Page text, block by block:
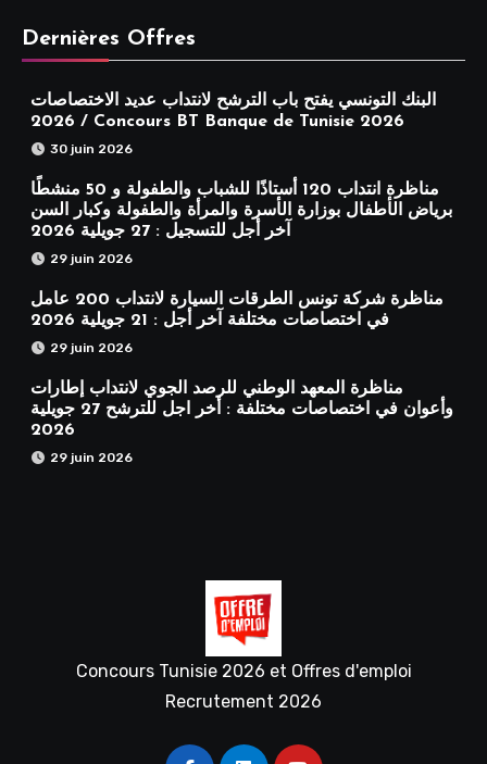
Dernières Offres
البنك التونسي يفتح باب الترشح لانتداب عديد الاختصاصات
2026 / Concours BT Banque de Tunisie 2026
30 juin 2026
مناظرة انتداب 120 أستاذًا للشباب والطفولة و 50 منشطًا
برياض الأطفال بوزارة الأسرة والمرأة والطفولة وكبار السن
آخر أجل للتسجيل : 27 جويلية 2026
29 juin 2026
مناظرة شركة تونس الطرقات السيارة لانتداب 200 عامل
في اختصاصات مختلفة آخر أجل : 21 جويلية 2026
29 juin 2026
مناظرة المعهد الوطني للرصد الجوي لانتداب إطارات
وأعوان في اختصاصات مختلفة : أخر اجل للترشح 27 جويلية
2026
29 juin 2026
Concours Tunisie 2026 et Offres d'emploi
Recrutement 2026